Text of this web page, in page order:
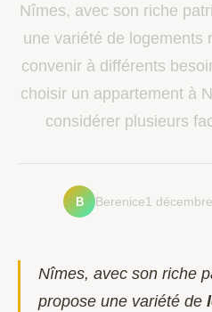
Nîmes, avec son riche
une variété de logements
convenir à différents
choisir un appartement à
considérer plusieurs
B Berenice1
Nîmes, avec son riche
propose une variété de